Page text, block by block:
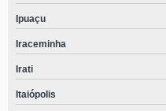
Ipuaçu
Iraceminha
Irati
Itaiópolis